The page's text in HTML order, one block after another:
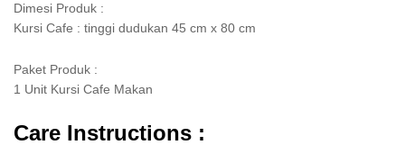
Dimesi Produk :
Kursi Cafe : tinggi dudukan 45 cm x 80 cm
Paket Produk :
1 Unit Kursi Cafe Makan
Care Instructions :